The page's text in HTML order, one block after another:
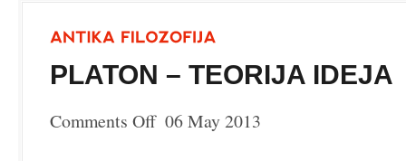
PLATON – TEORIJA IDEJA
Comments Offon06 May 2013